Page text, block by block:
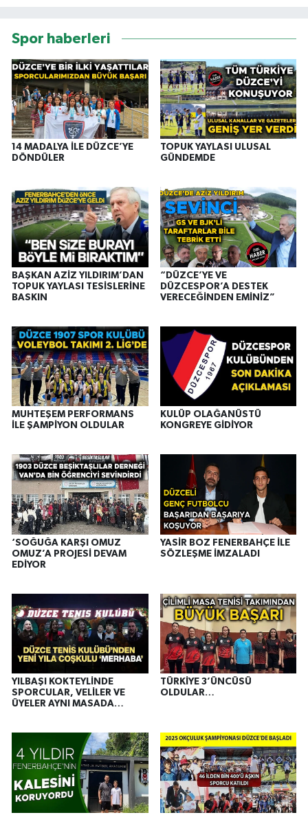
Spor haberleri
14 MADALYA İLE DÜZCE’YE
DÖNDÜLER
TOPUK YAYLASI ULUSAL
GÜNDEMDE
BAŞKAN AZİZ YILDIRIM’DAN
TOPUK YAYLASI TESİSLERİNE
BASKIN
“DÜZCE’YE VE
DÜZCESPOR’A DESTEK
VERECEĞİNDEN EMİNİZ”
MUHTEŞEM PERFORMANS
İLE ŞAMPİYON OLDULAR
KULÜP OLAĞANÜSTÜ
KONGREYE GİDİYOR
‘SOĞUĞA KARŞI OMUZ
OMUZ’A PROJESİ DEVAM
EDİYOR
YASİR BOZ FENERBAHÇE İLE
SÖZLEŞME İMZALADI
YILBAŞI KOKTEYLİNDE
SPORCULAR, VELİLER VE
ÜYELER AYNI MASADA
TÜRKİYE 3’ÜNCÜSÜ
OLDULAR…